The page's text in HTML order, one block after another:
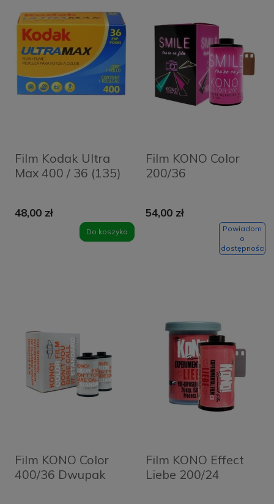
Film Kodak Ultra
Max 400 / 36 (135)
48,00 zł
Do koszyka
Film KONO Color
200/36
54,00 zł
Powiadom
o
dostępności
Film KONO Color
400/36 Dwupak
Film KONO Effect
Liebe 200/24